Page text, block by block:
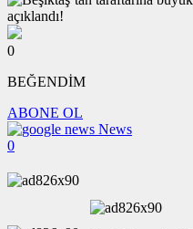
0
BEĞENDİM
ABONE OL
News
0